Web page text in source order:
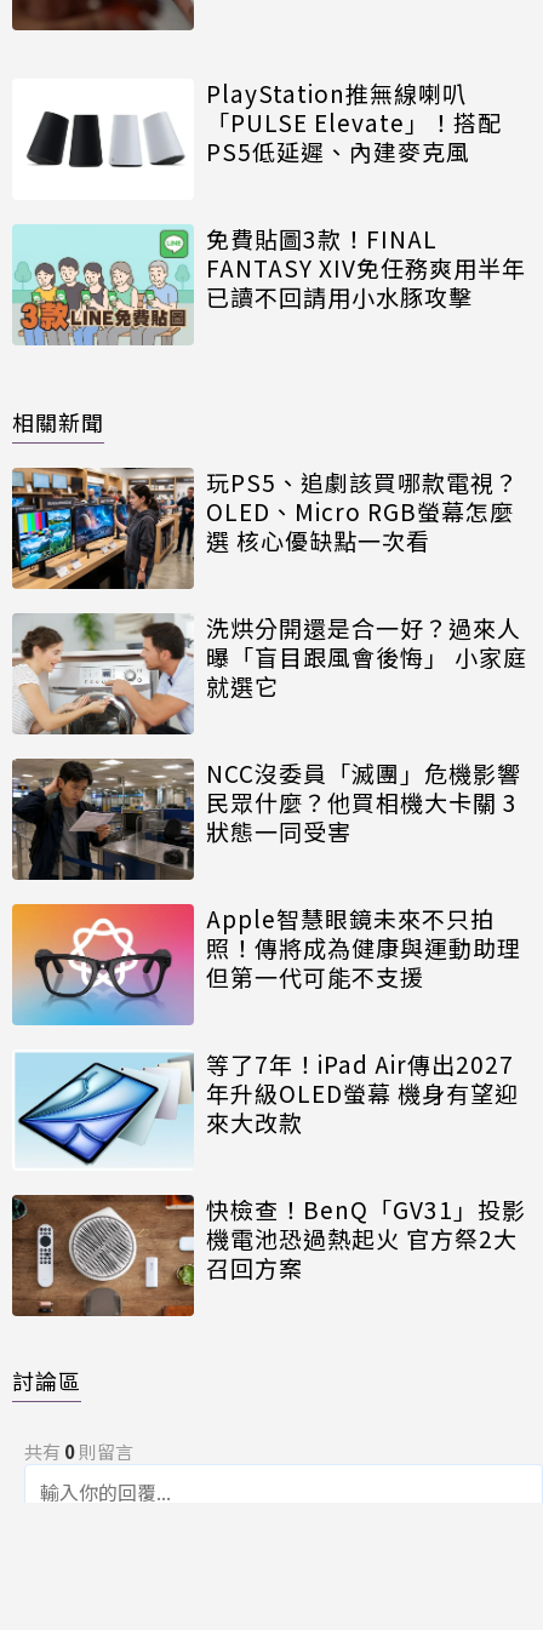
PlayStation推無線喇叭
「PULSE Elevate」！搭配
PS5低延遲、內建麥克風
免費貼圖3款！FINAL
FANTASY XIV免任務爽用半年
已讀不回請用小水豚攻擊
相關新聞
玩PS5、追劇該買哪款電視？
OLED、Micro RGB螢幕怎麼
選 核心優缺點一次看
洗烘分開還是合一好？過來人
曝「盲目跟風會後悔」 小家庭
就選它
NCC沒委員「滅團」危機影響
民眾什麼？他買相機大卡關 3
狀態一同受害
Apple智慧眼鏡未來不只拍
照！傳將成為健康與運動助理
但第一代可能不支援
等了7年！iPad Air傳出2027
年升級OLED螢幕 機身有望迎
來大改款
快檢查！BenQ「GV31」投影
機電池恐過熱起火 官方祭2大
召回方案
討論區
共有 0則留言